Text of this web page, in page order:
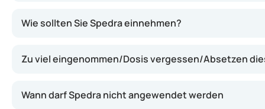
Wie sollten Sie Spedra einnehmen?
Zu viel eingenommen/Dosis vergessen/Absetzen
Wann darf Spedra nicht angewendet werden